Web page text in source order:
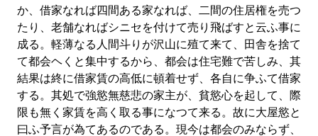
か、借家なれば四間ある家なれば、二間の住居権を売つ
たり、老舗なればシニセを付けて売り飛ばすと云ふ事に
成る。軽薄なる人間斗りが沢山に殖て来て、田舎を捨て
て都会ヘくと集中するから、都会は住宅難で苦しみ、其
結果は終に借家賃の高低に頓着せず、各自に争ふて借家
する。其処で強慾無慈悲の家主が、貧慾心を起して、際
限も無く家賃を高く取る事になつて来る。故に大屋慾と
曰ふ予言が為てあるのである。現今は都会のみならず、